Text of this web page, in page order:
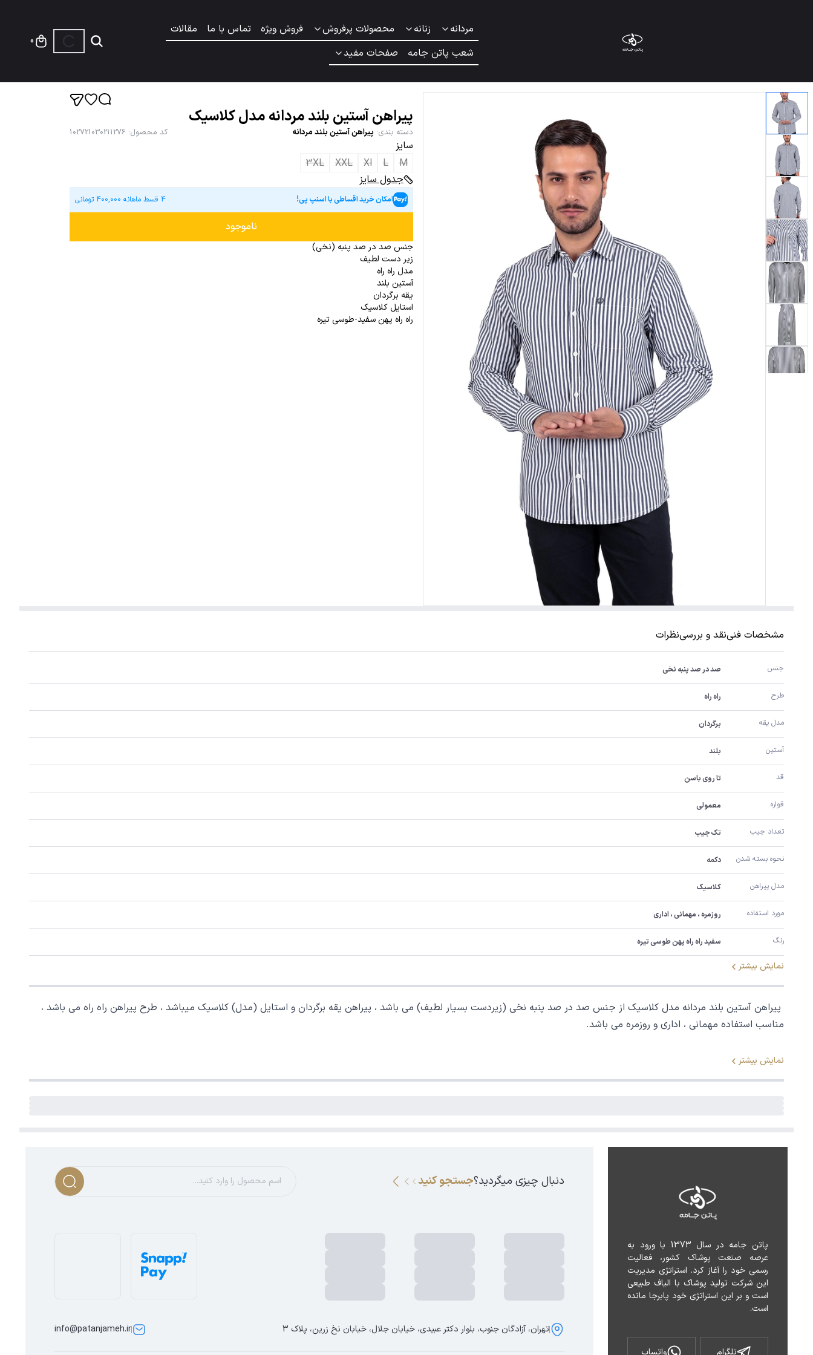
مردانه زنانه محصولات پرفروش فروش ویژه تماس با ما
مقالات
شعب پاتن جامه
صفحات مفید
0
پیراهن آستین بلند مردانه مدل کلاسیک
دسته بندی: پیراهن آستین بلند مردانه کد محصول:
102721030211276
سایز
M
L
Xl
XXL
3XL
جدول سایز
امکان خرید اقساطی با اسنپ پی! 4 قسط ماهانه 400,000 تومانی
ناموجود
جنس صد در صد پنبه (نخی)
زیر دست لطیف
مدل راه راه
آستین بلند
یقه برگردان
استایل کلاسیک
راه راه پهن سفید-طوسی تیره
مشخصات فنینقد و بررسینظرات
جنس صد در صد پنبه نخی
طرح راه راه
مدل یقه برگردان
آستین بلند
قد تا روی باسن
قواره معمولی
تعداد جیب تک جیب
نحوه بسته شدن دکمه
مدل پیراهن کلاسیک
مورد استفاده روزمره ، مهمانی ، اداری
رنگ سفید راه راه پهن طوسی تیره
نمایش بیشتر
پیراهن آستین بلند مردانه مدل کلاسیک از جنس صد در صد پنبه نخی (زیردست بسیار لطیف) می باشد ، پیراهن یقه برگردان و استایل (مدل) کلاسیک میباشد ، طرح پیراهن راه راه می باشد ،
مناسب استفاده مهمانی ، اداری و روزمره می باشد.
نمایش بیشتر
است.
تلگرام واتساپ
دنبال چیزی میگردید؟جستجو کنید
تهران، آزادگان جنوب، بلوار دکتر عبیدی، خیابان جلال، خیابان نخ زرین، پلاک 3 info@patanjameh.ir